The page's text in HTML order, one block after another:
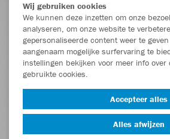
Wij gebruiken cookies
We kunnen deze inzetten om onze
analyseren, om onze website te
gepersonaliseerde content weer te
aangenaam mogelijke surfervaring te
instellingen bekijken voor meer info over
gebruikte cookies.
Accepteer alles
Alles afwijzen